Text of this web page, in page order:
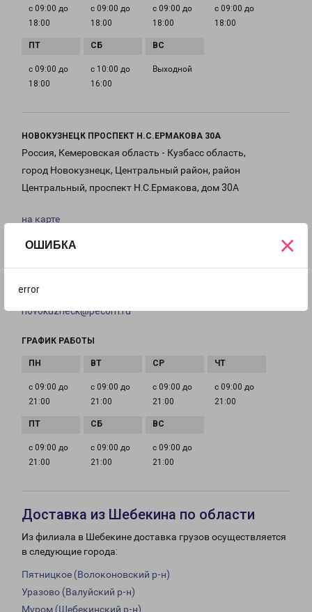
ОШИБКА
error
×
с 09:00 до
18:00
с 09:00 до
18:00
с 09:00 до
18:00
с 09:00 до
18:00
с 09:00 до
18:00
с 10:00 до
16:00
Выходной
НОВОКУЗНЕЦК ПРОСПЕКТ Н.С.ЕРМАКОВА 30А
Россия, Кемеровская область - Кузбасс область,
город Новокузнецк, Центральный район, район
Центральный, проспект Н.С.Ермакова, дом 30А
на карте
ТЕЛЕФОН
8(3843) 991-939
EMAIL
novokuzneck@pecom.ru
ГРАФИК РАБОТЫ
с 09:00 до
21:00
с 09:00 до
21:00
с 09:00 до
21:00
с 09:00 до
21:00
с 09:00 до
21:00
с 09:00 до
21:00
с 09:00 до
21:00
Доставка из Шебекина по области
Из филиала в Шебекине доставка грузов осуществляется
в следующие города:
Пятницкое (Волоконовский р-н)
Уразово (Валуйский р-н)
Муром (Шебекинский р-н)